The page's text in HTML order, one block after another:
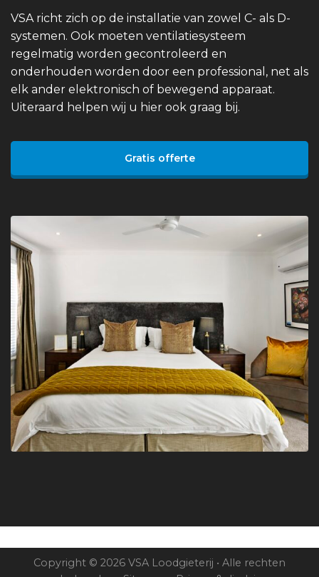
VSA richt zich op de installatie van zowel C- als D-
systemen. Ook moeten ventilatiesysteem
regelmatig worden gecontroleerd en
onderhouden worden door een professional, net als
elk ander elektronisch of bewegend apparaat.
Uiteraard helpen wij u hier ook graag bij.
Gratis offerte
Copyright © 2026 VSA Loodgieterij • Alle rechten